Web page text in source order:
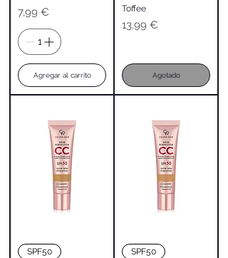
Precio
7,99 €
Agregar al carrito
Toffee
Precio
13,99 €
Agotado
SPF50
SPF50